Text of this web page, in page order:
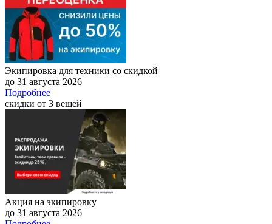
Экипировка для техники со скидкой
до 31 августа 2026
Подробнее
скидки от 3 вещей
Акция на экипировку
до 31 августа 2026